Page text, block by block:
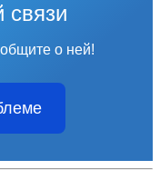
связи
о ней!